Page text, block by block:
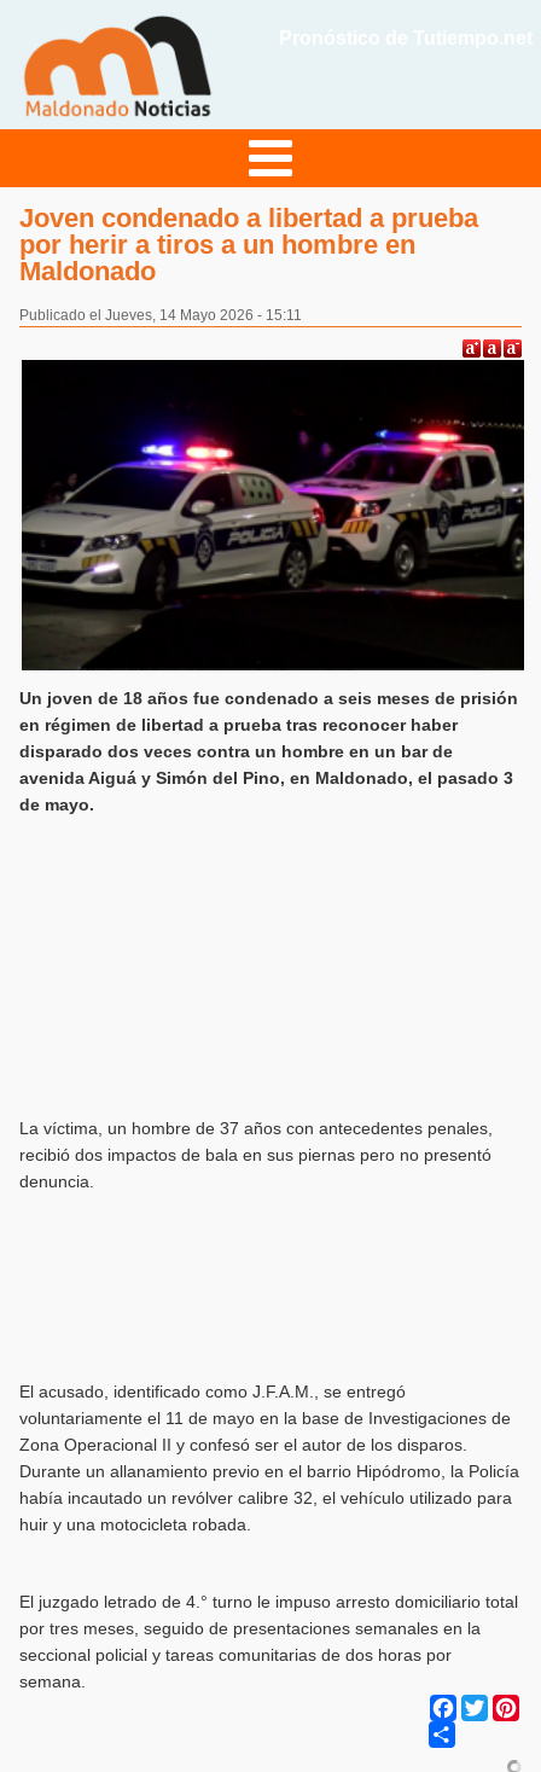
Joven condenado a libertad a prueba
por herir a tiros a un hombre en
Maldonado
Publicado el Jueves, 14 Mayo 2026 - 15:11
Un joven de 18 años fue condenado a seis meses de prisión
en régimen de libertad a prueba tras reconocer haber
disparado dos veces contra un hombre en un bar de
avenida Aiguá y Simón del Pino, en Maldonado, el pasado 3
de mayo.
La víctima, un hombre de 37 años con antecedentes penales,
recibió dos impactos de bala en sus piernas pero no presentó
denuncia.
El acusado, identificado como J.F.A.M., se entregó
voluntariamente el 11 de mayo en la base de Investigaciones de
Zona Operacional II y confesó ser el autor de los disparos.
Durante un allanamiento previo en el barrio Hipódromo, la Policía
había incautado un revólver calibre 32, el vehículo utilizado para
huir y una motocicleta robada.
El juzgado letrado de 4.° turno le impuso arresto domiciliario total
por tres meses, seguido de presentaciones semanales en la
seccional policial y tareas comunitarias de dos horas por
semana.
Facebook
Twitter